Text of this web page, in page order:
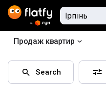
Продаж квартир
Search